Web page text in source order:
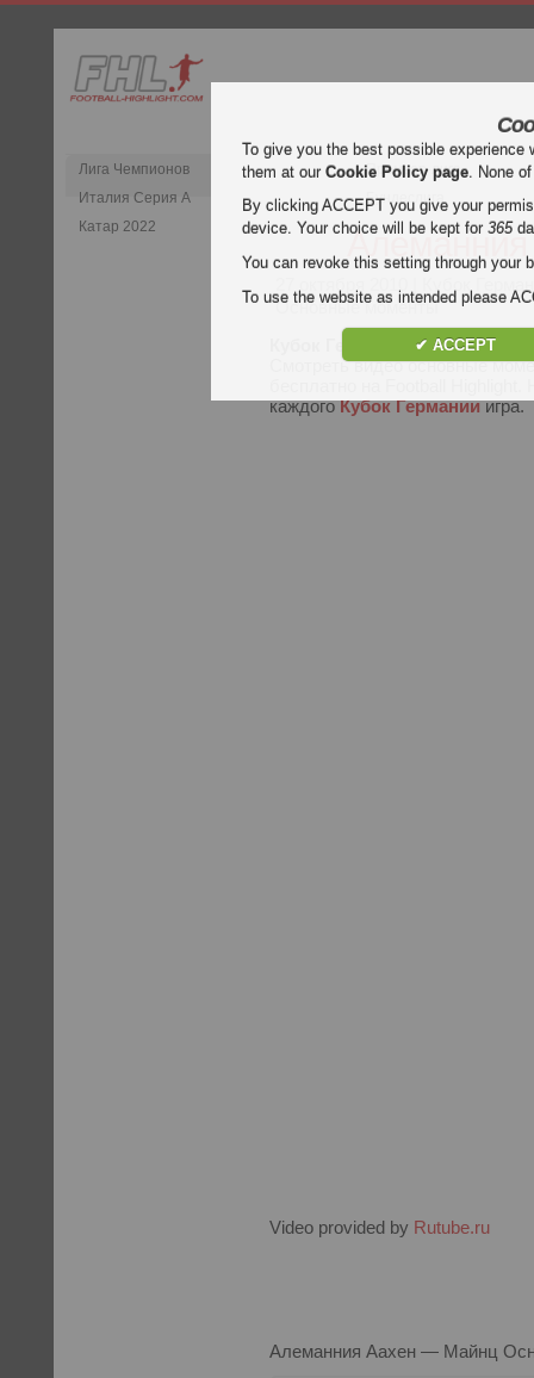
Лига Чемпионов
Премьер-лига
Италия Серия А
Бундеслига
Катар 2022
Основные моменты
видео в
Смотреть видео основные
каждогоКубок Германии игра.
Video provided by Rutube.ru
Алеманния Аахен — Майнц
To give you the best possible
them at ourCookie Policy page. None
By clicking ACCEPT you give your
device. Your choice will be kept for365
You can revoke this setting through your
To use the website as intended please
✔ ACCEPT